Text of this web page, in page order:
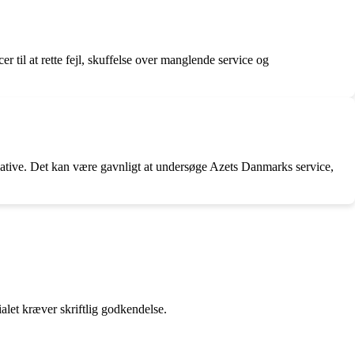
til at rette fejl, skuffelse over manglende service og
Det kan være gavnligt at undersøge Azets Danmarks service,
kræver skriftlig godkendelse.